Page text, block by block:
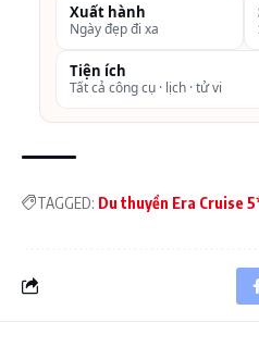
Xuất hành
Ngày đẹp đi xa
Tiện ích
Tất cả công cụ · lịch · tử vi
TAGGED: Du thuyền Era Cruise